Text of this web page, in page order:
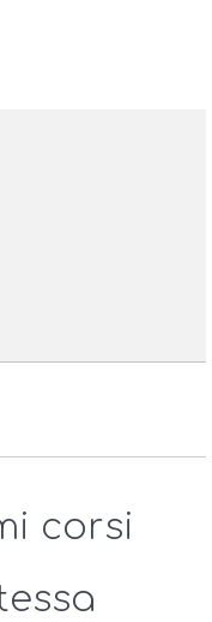
corsi